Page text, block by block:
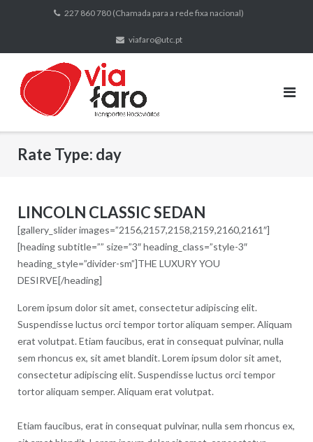
227 860 780 (Chamada para a rede fixa nacional)
viafaro@utc.pt
Rate Type: day
LINCOLN CLASSIC SEDAN
[gallery_slider images=”2156,2157,2158,2159,2160,2161″]
[heading subtitle=”” size=”3″ heading_class=”style-3″
heading_style=”divider-sm”]THE LUXURY YOU
DESIRVE[/heading]
Lorem ipsum dolor sit amet, consectetur adipiscing elit.
Suspendisse luctus orci tempor tortor aliquam semper. Aliquam
erat volutpat. Etiam faucibus, erat in consequat pulvinar, nulla
sem rhoncus ex, sit amet blandit. Lorem ipsum dolor sit amet,
consectetur adipiscing elit. Suspendisse luctus orci tempor
tortor aliquam semper. Aliquam erat volutpat.
Etiam faucibus, erat in consequat pulvinar, nulla sem rhoncus ex,